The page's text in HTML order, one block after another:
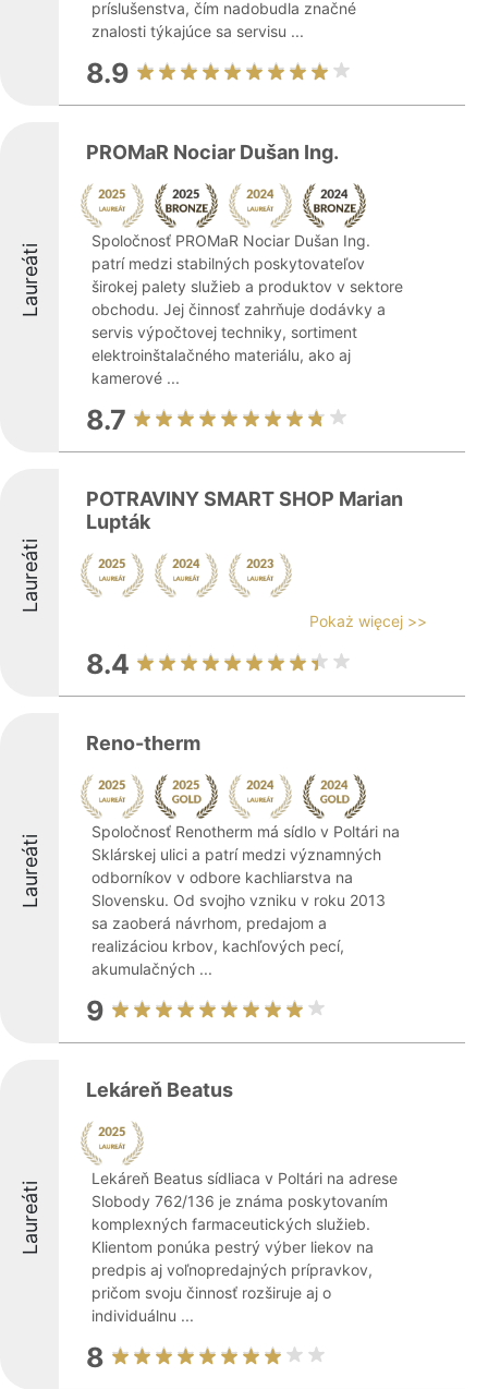
príslušenstva, čím nadobudla značné
znalosti týkajúce sa servisu ...
8.9
Laureáti
PROMaR Nociar Dušan Ing.
Spoločnosť PROMaR Nociar Dušan Ing.
patrí medzi stabilných poskytovateľov
širokej palety služieb a produktov v sektore
obchodu. Jej činnosť zahrňuje dodávky a
servis výpočtovej techniky, sortiment
elektroinštalačného materiálu, ako aj
kamerové ...
8.7
Laureáti
POTRAVINY SMART SHOP Marian
Lupták
Pokaż więcej >>
8.4
Laureáti
Reno-therm
Spoločnosť Renotherm má sídlo v Poltári na
Sklárskej ulici a patrí medzi významných
odborníkov v odbore kachliarstva na
Slovensku. Od svojho vzniku v roku 2013
sa zaoberá návrhom, predajom a
realizáciou krbov, kachľových pecí,
akumulačných ...
9
Laureáti
Lekáreň Beatus
Lekáreň Beatus sídliaca v Poltári na adrese
Slobody 762/136 je známa poskytovaním
komplexných farmaceutických služieb.
Klientom ponúka pestrý výber liekov na
predpis aj voľnopredajných prípravkov,
pričom svoju činnosť rozširuje aj o
individuálnu ...
8